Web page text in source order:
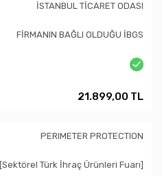
İSTANBUL TİCARET ODASI
FİRMANIN BAĞLI OLDUĞU İBGS
21.899,00 TL
PERIMETER PROTECTION
[Sektörel Türk İhraç Ürünleri Fuarı]